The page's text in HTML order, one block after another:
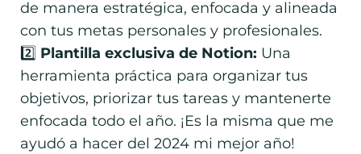
de manera estratégica, enfocada y alineada
con tus metas personales y profesionales.
2️⃣ Plantilla exclusiva de Notion: Una
herramienta práctica para organizar tus
objetivos, priorizar tus tareas y mantenerte
enfocada todo el año. ¡Es la misma que me
ayudó a hacer del 2024 mi mejor año!